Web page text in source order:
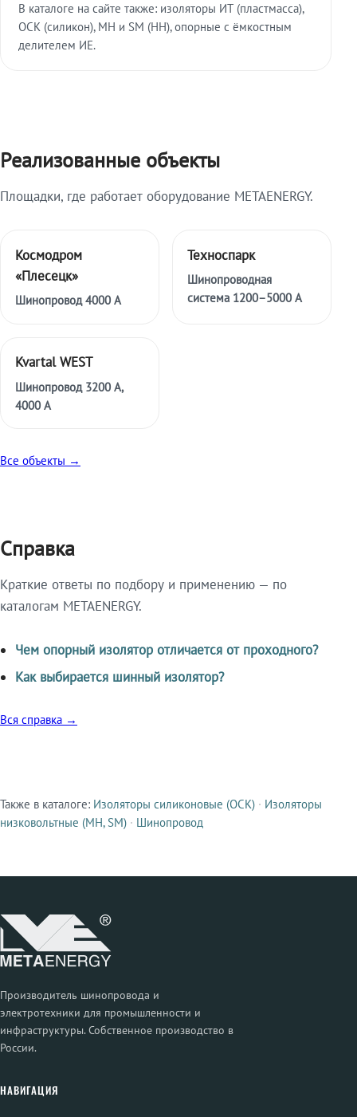
В каталоге на сайте также: изоляторы ИТ (пластмасса),
ОСК (силикон), МН и SM (НН), опорные с ёмкостным
делителем ИЕ.
Реализованные объекты
Площадки, где работает оборудование METAENERGY.
Космодром
«Плесецк»
Шинопровод 4000 А
Техноспарк
Шинопроводная
система 1200–5000 А
Kvartal WEST
Шинопровод 3200 А,
4000 А
Все объекты →
Справка
Краткие ответы по подбору и применению — по
каталогам METAENERGY.
Чем опорный изолятор отличается от проходного?
Как выбирается шинный изолятор?
Вся справка →
Смежные продукты
Также в каталоге: Изоляторы силиконовые (ОСК) · Изоляторы
низковольтные (МН, SM) · Шинопровод
Производитель шинопровода и
электротехники для промышленности и
инфраструктуры. Собственное производство в
России.
НАВИГАЦИЯ